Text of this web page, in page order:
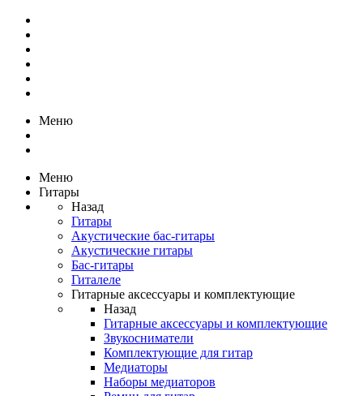
Меню
Меню
Гитары
Назад
Гитары
Акустические бас-гитары
Акустические гитары
Бас-гитары
Гиталеле
Гитарные аксессуары и комплектующие
Назад
Гитарные аксессуары и комплектующие
Звукосниматели
Комплектующие для гитар
Медиаторы
Наборы медиаторов